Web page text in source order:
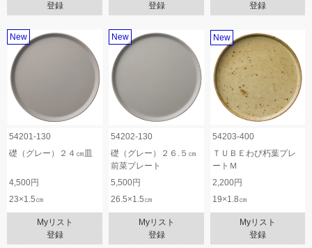
登録
登録
登録
New New New
54201-130 54202-130
54203-400
礎（グレー）２４㎝皿
礎（グレー）２６.５㎝
前菜プレート
ＴＵＢＥわび朽葉プレ
ートＭ
4,500円
5,500円
2,200円
23×1.5㎝
26.5×1.5㎝ 19×1.8㎝
Myリスト
登録
Myリスト
登録
Myリスト
登録